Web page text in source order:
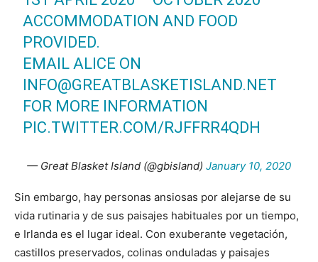
ACCOMMODATION AND FOOD
PROVIDED.
EMAIL ALICE ON
INFO@GREATBLASKETISLAND.NET
FOR MORE INFORMATION
PIC.TWITTER.COM/RJFFRR4QDH
— Great Blasket Island (@gbisland) January 10, 2020
Sin embargo, hay personas ansiosas por alejarse de su
vida rutinaria y de sus paisajes habituales por un tiempo,
e Irlanda es el lugar ideal. Con exuberante vegetación,
castillos preservados, colinas onduladas y paisajes